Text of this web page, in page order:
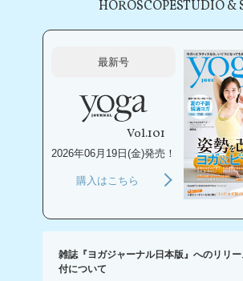
HOROSCOPESTUDIO &
最新号
Vol.101
2026年06月19日(金)発売！
購入はこちら
雑誌『ヨガジャーナル日本版』へのリリ
付について